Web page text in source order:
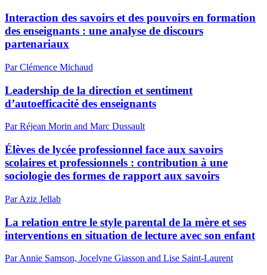
Interaction des savoirs et des pouvoirs en formation
des enseignants : une analyse de discours
partenariaux
Par Clémence Michaud
Leadership de la direction et sentiment
d’autoefficacité des enseignants
Par Réjean Morin and Marc Dussault
Élèves de lycée professionnel face aux savoirs
scolaires et professionnels : contribution à une
sociologie des formes de rapport aux savoirs
Par Aziz Jellab
La relation entre le style parental de la mère et ses
interventions en situation de lecture avec son enfant
Par Annie Samson, Jocelyne Giasson and Lise Saint-Laurent